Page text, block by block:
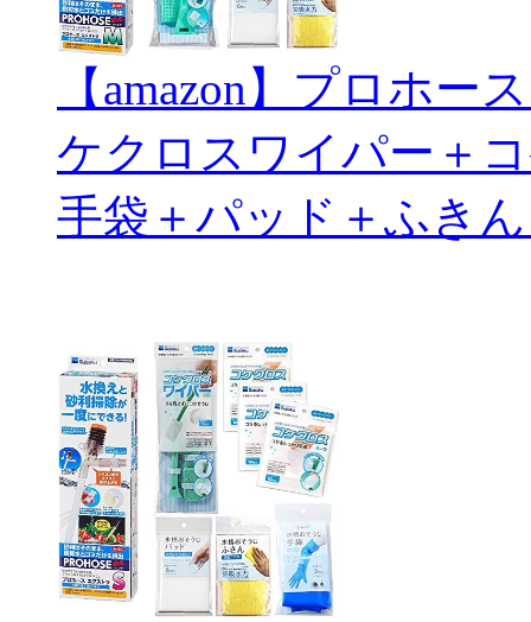
【amazon】プロホ
ケクロスワイパー＋
手袋＋パッド＋ふき